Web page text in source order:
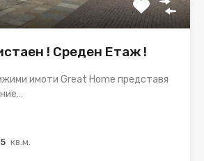
! Среден Етаж !
имоти Great Home представя
кв.м.